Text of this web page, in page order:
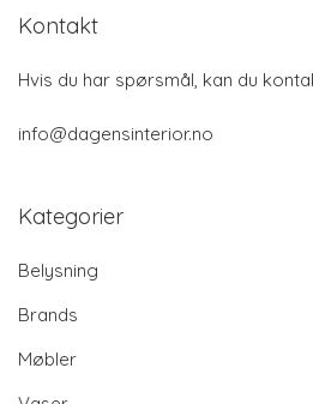
Kontakt
Hvis du har spørsmål, kan du
info@dagensinterior.no
Kategorier
Belysning
Brands
Møbler